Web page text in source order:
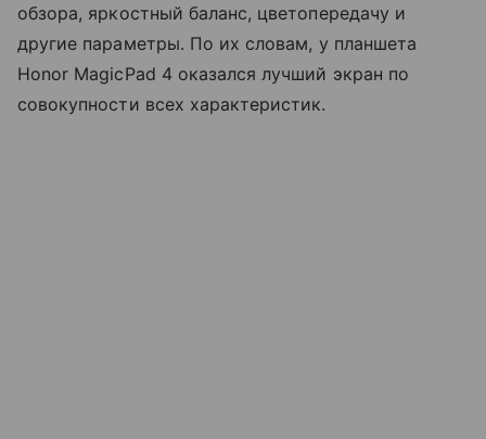
обзора, яркостный баланс, цветопередачу и
другие параметры. По их словам, у планшета
Honor MagicPad 4 оказался лучший экран по
совокупности всех характеристик.